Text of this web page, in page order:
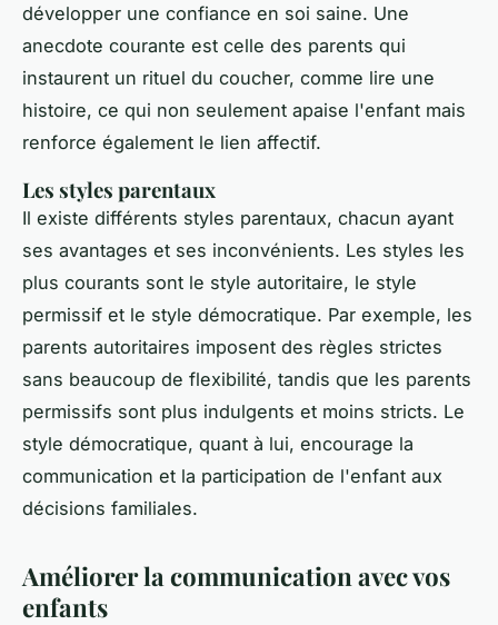
développer une confiance en soi saine. Une
anecdote courante est celle des parents qui
instaurent un rituel du coucher, comme lire une
histoire, ce qui non seulement apaise l'enfant mais
renforce également le lien affectif.
Les styles parentaux
Il existe différents styles parentaux, chacun ayant
ses avantages et ses inconvénients. Les styles les
plus courants sont le style autoritaire, le style
permissif et le style démocratique. Par exemple, les
parents autoritaires imposent des règles strictes
sans beaucoup de flexibilité, tandis que les parents
permissifs sont plus indulgents et moins stricts. Le
style démocratique, quant à lui, encourage la
communication et la participation de l'enfant aux
décisions familiales.
Améliorer la communication avec vos
enfants